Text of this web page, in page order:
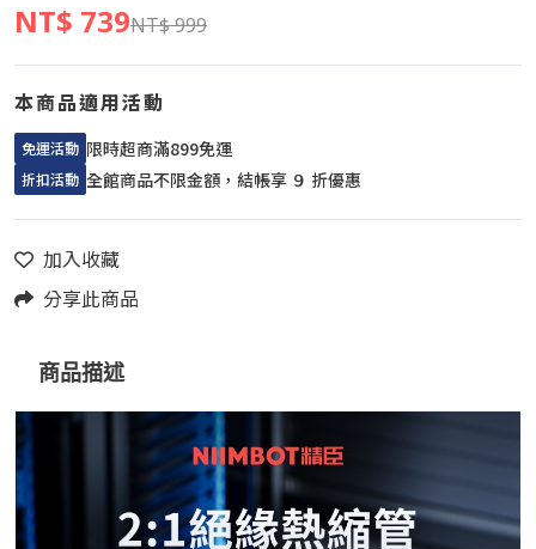
NT$ 739NT$ 999
本商品適用活動
免運活動 限時超商滿899免運
折扣活動 全館商品不限金額，結帳享 ９ 折優惠
加入收藏
分享此商品
商品描述